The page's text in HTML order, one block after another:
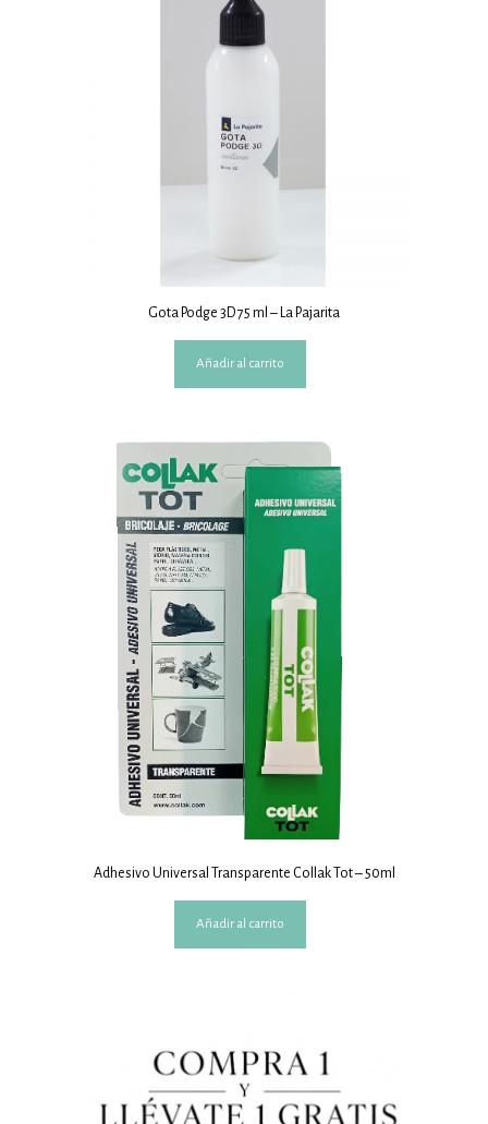
Gota Podge 3D 75 ml – La Pajarita
Añadir al carrito
Adhesivo Universal Transparente Collak Tot – 50ml
Añadir al carrito